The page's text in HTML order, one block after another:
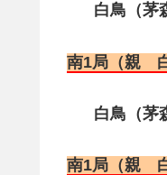
白鳥（茅
南1局（親
白鳥（
南1局（親